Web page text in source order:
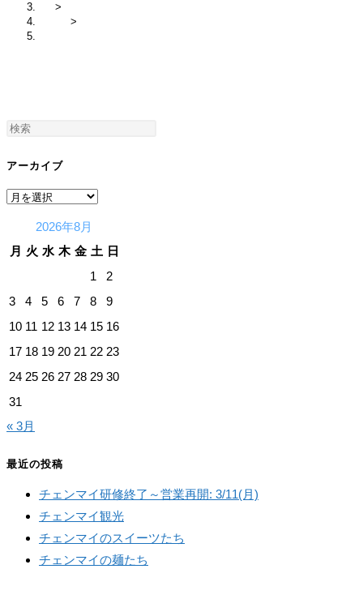
>
>
アーカイブ
ア
イ
2026年8月
月 火 水 木 金 土 日
1
2
3
4 5 6 7 8
9
10 11 12 13 14 15 16
17 18 19 20 21 22 23
24 25 26 27 28 29 30
31
« 3月
最近の投稿
チェンマイ研修終了～営業再開: 3/11(月)
チェンマイ観光
チェンマイのスイーツたち
チェンマイの麺たち